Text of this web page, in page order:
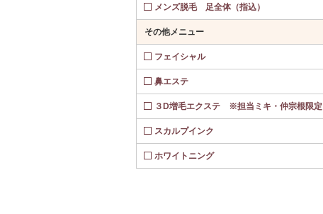
メンズ脱毛 足全体（指込）
その他メニュー
フェイシャル
鼻エステ
３D増毛エクステ ※担当ミキ・仲宗根限定
スカルプインク
ホワイトニング